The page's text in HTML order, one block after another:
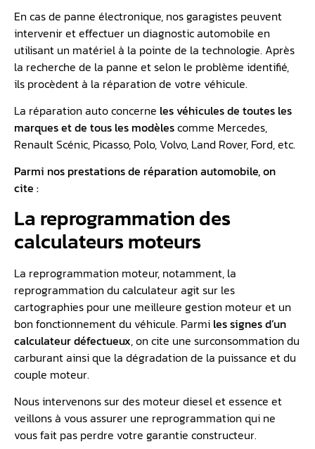
En cas de panne électronique, nos garagistes peuvent
intervenir et effectuer un diagnostic automobile en
utilisant un matériel à la pointe de la technologie. Après
la recherche de la panne et selon le problème identifié,
ils procèdent à la réparation de votre véhicule.
La réparation auto concerne les véhicules de toutes les
marques et de tous les modèlescomme Mercedes,
Renault Scénic, Picasso, Polo, Volvo, Land Rover, Ford, etc.
Parmi nos prestations de réparation automobile, on
cite :
La reprogrammation des
calculateurs moteurs
La reprogrammation moteur, notamment, la
reprogrammation du calculateur agit sur les
cartographies pour une meilleure gestion moteur et un
bon fonctionnement du véhicule. Parmi les signes d’un
calculateur défectueux, on cite une surconsommation du
carburant ainsi que la dégradation de la puissance et du
couple moteur.
Nous intervenons sur des moteur diesel et essence et
veillons à vous assurer une reprogrammation qui ne
vous fait pas perdre votre garantie constructeur.